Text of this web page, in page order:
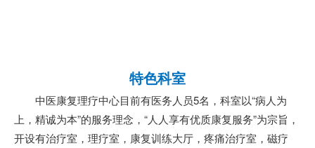
特色科室
中医康复理疗中心目前有医务人员5名，科室以“病人为
上，精诚为本”的服务理念，“人人享有优质康复服务”为宗旨，
开设有治疗室，理疗室，康复训练大厅，疼痛治疗室，磁疗